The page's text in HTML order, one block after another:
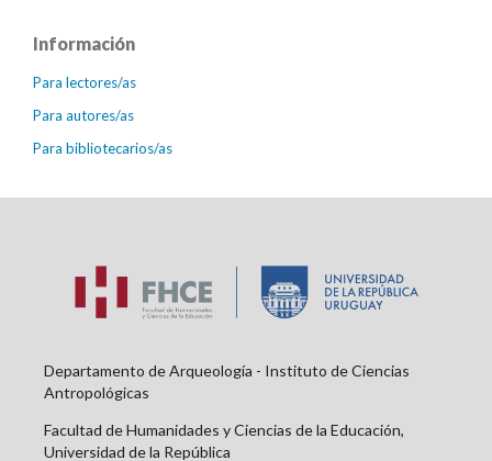
Información
Para lectores/as
Para autores/as
Para bibliotecarios/as
Departamento de Arqueología - Instituto de Ciencias
Antropológicas
Facultad de Humanidades y Ciencias de la Educación,
Universidad de la República